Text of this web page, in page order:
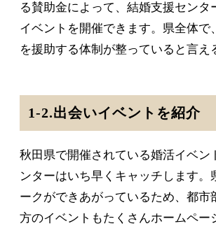
る賛助金によって、結婚支援センタ
イベントを開催できます。県全体で
を援助する体制が整っていると言え
1-2.出会いイベントを紹介
秋田県で開催されている婚活イベン
ンターはいち早くキャッチします。
ークができあがっているため、都市
方のイベントもたくさんホームペー